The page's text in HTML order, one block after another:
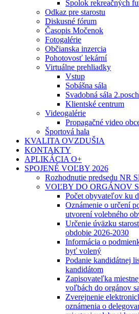
Spolok rekreačných
Odkaz pre starostu
Diskusné fórum
Časopis Močenok
Fotogalérie
Občianska inzercia
Pohotovosť lekární
Virtuálne prehliadky
Vstup
Sobášna sála
Svadobná sála
Klientské centrum
Videogalérie
Propagačné video
Športová hala
KVALITA OVZDUŠIA
KONTAKTY
APLIKÁCIA O+
SPOJENÉ VOĽBY 2026
Rozhodnutie predsedu NR
VOĽBY DO ORGÁNOV
Počet obyvateľov ku
Oznámenie o určení
utvorení volebného
Určenie úväzku
obdobie 2026-2030
Informácia o
byť volený
Podanie kandidátnej
kandidátom
Zapisovateľka
voľbách do orgánov
Zverejnenie
oznámenia o